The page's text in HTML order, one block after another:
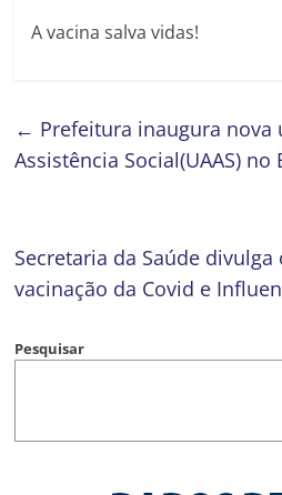
A vacina salva vidas!
← Prefeitura inaugura nova
Assistência Social(UAAS)
Secretaria da Saúde divulga
vacinação da Covid e
Pesquisar